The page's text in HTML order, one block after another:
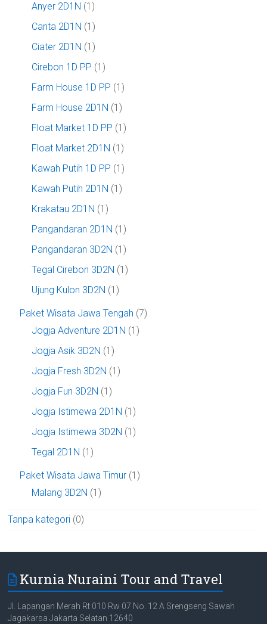
Anyer 2D1N (1)
Carita 2D1N (1)
Ciater 2D1N (1)
Cirebon 1D PP (1)
Farm House 1D PP (1)
Farm House 2D1N (1)
Float Market 1D PP (1)
Float Market 2D1N (1)
Kawah Putih 1D PP (1)
Kawah Putih 2D1N (1)
Krakatau 2D1N (1)
Pangandaran 2D1N (1)
Pangandaran 3D2N (1)
Tegal Cirebon 3D2N (1)
Ujung Kulon 3D2N (1)
Paket Wisata Jawa Tengah (7)
Jogja Adventure 2D1N (1)
Jogja Asik 3D2N (1)
Jogja Fresh 3D2N (1)
Jogja Fun 3D2N (1)
Jogja Istimewa 2D1N (1)
Jogja Istimewa 3D2N (1)
Tegal 2D1N (1)
Paket Wisata Jawa Timur (1)
Malang 3D2N (1)
Tanpa kategori (0)
Kurnia Nuraini Tour and Travel
Jl. Lapangan Merah Rt 010 Rw 07 No. 12 A Srengseng Sawah
Jagakarsa Jakarta Selatan 12640